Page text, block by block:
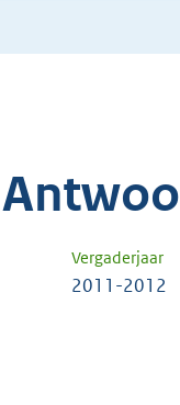
Vergaderjaar
2011-2012